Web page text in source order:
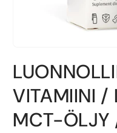
modaalisessa
ikkunassa
VITAMIINI /
MCT-